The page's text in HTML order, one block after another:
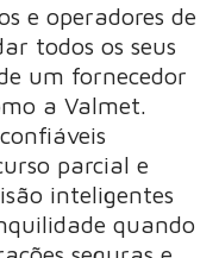
e operadores de
todos os seus
um fornecedor
a Valmet.
parcial e
inteligentes
quando